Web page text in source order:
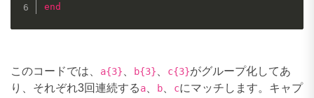
end
このコードでは、 a{3} b{3} c{3}がグループ化してあ
り、それぞれ3回連続するa b cにマッチします。キャプ